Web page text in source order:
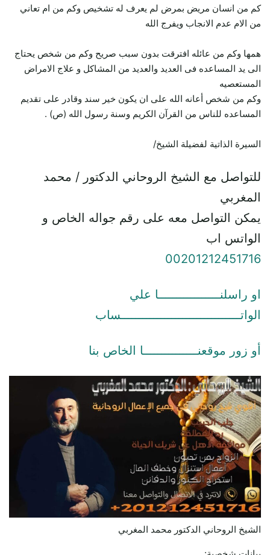
كم من انسان مريض بمرض لم يعرف له تشخيص وكم من ام تعاني
من الام عدم الانجاب ويفرج الله
همها وكم من عائله افترقت بدون سبب صريح وكم من شخص يحتاج
الى يد المساعده فى العديد والعديد من المشاكل و علاج الامراض
المستعصيه
وكم من شخص أعانه الله على ان يكون خير سند وقادر على تقديم
المساعده للناس من القرآن الكريم وسنة رسول الله (ص) .
السيرة الذاتية لفضيلة الشيخ/
للتواصل مع الشيخ الروحاني الدكتور / محمد
المغربي
يمكن التواصل معه على رقم جواله الخاص و
الواتس اب
00201212451716
او راسلنـــــــــــــــــا علي
الواتـــــــــــــــــــــــــــــــــساب
أو زور موقعنـــــــــــــــا الخاص بنا
الشيخ الروحاني الدكتور محمد المغربي